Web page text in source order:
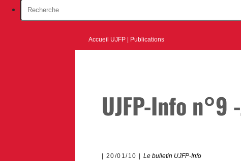
Accueil UJFP Publications
UJFP-Info n°9
20/01/10 Le bulletin UJFP-Info